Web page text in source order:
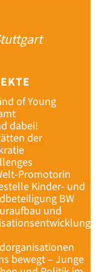
of Young
dabei!
der
Promotorin
Kinder- und
BW
und
bewegt – Junge